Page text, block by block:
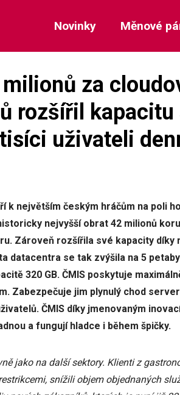
Novinky Měnové
za
rozšířil kapacitu
uživateli
k největším českým hráčům na poli
nejvyšší obrat 42 milionů
Zároveň rozšířila své kapacity díky
datacentra se tak zvýšila na 5
320 GB. ČMIS poskytuje
Zabezpečuje jim plynulý chod
ČMIS díky jmenovaným
a fungují hladce i během špičky.
jako na další sektory. Klienti z
snížili objem objednaných